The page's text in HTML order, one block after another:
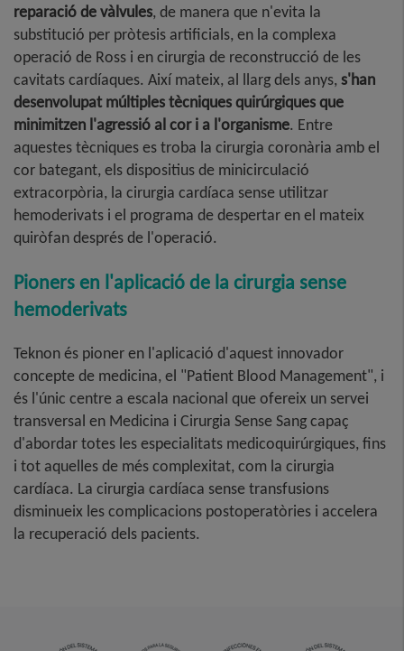
reparació de vàlvules, de manera que n'evita la
substitució per pròtesis artificials, en la complexa
operació de Ross i en cirurgia de reconstrucció de les
cavitats cardíaques. Així mateix, al llarg dels anys,s'han
desenvolupat múltiples tècniques quirúrgiques que
minimitzen l'agressió al cor i a l'organisme. Entre
aquestes tècniques es troba la cirurgia coronària amb el
cor bategant, els dispositius de minicirculació
extracorpòria, la cirurgia cardíaca sense utilitzar
hemoderivats i el programa de despertar en el mateix
quiròfan després de l'operació.
Pioners en l'aplicació de la cirurgia sense
hemoderivats
Teknon és pioner en l'aplicació d'aquest innovador
concepte de medicina, el "Patient Blood Management", i
és l'únic centre a escala nacional que ofereix un servei
transversal en Medicina i Cirurgia Sense Sang capaç
d'abordar totes les especialitats medicoquirúrgiques, fins
i tot aquelles de més complexitat, com la cirurgia
cardíaca. La cirurgia cardíaca sense transfusions
disminueix les complicacions postoperatòries i accelera
la recuperació dels pacients.